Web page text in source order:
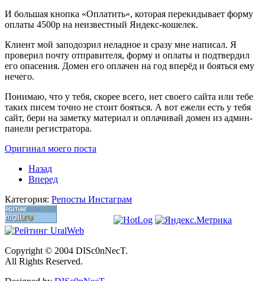
И большая кнопка «Оплатить», которая перекидывает форму
оплаты 4500р на неизвестный Яндекс-кошелек.
Клиент мой заподозрил неладное и сразу мне написал. Я
проверил почту отправителя, форму и оплаты и подтвердил
его опасения. Домен его оплачен на год вперёд и бояться ему
нечего.
Понимаю, что у тебя, скорее всего, нет своего сайта или тебе
таких писем точно не стоит бояться. А вот ежели есть у тебя
сайт, бери на заметку материал и оплачивай домен из админ-
панели регистратора.
Оригинал моего поста
Назад
Вперед
Категория: Репосты Инстаграм
Copyright © 2004 DISc0nNecT.
All Rights Reserved.